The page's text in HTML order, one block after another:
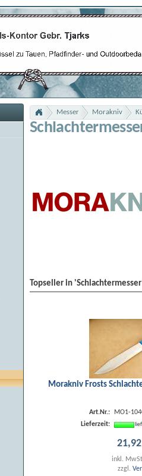
Messer Morakniv
Topseller in
Morakniv Frosts
Art.Nr.:
MO1-
Lieferzeit:
21,92
inkl.
zzgl.